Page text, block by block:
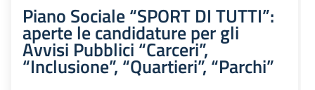
Piano Sociale “SPORT DI TUTTI”:
aperte le candidature per gli
Avvisi Pubblici “Carceri”,
“Inclusione”, “Quartieri”, “Parchi”